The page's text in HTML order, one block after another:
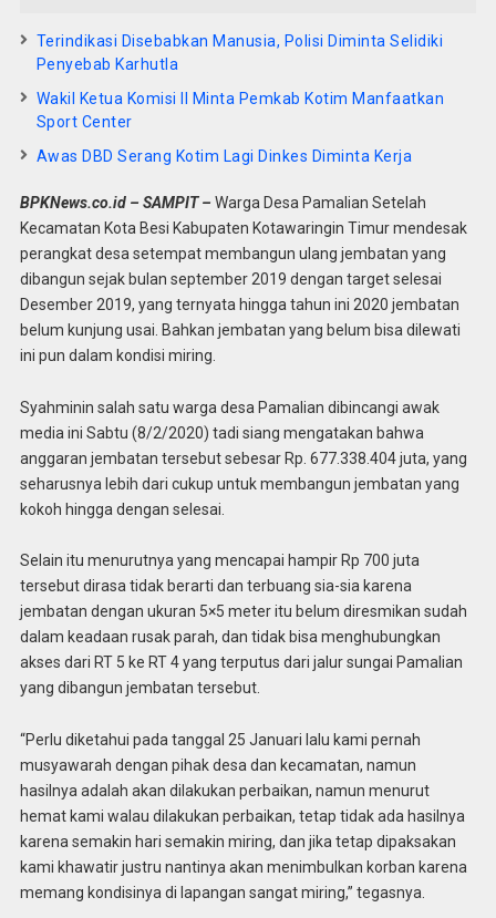
Terindikasi Disebabkan Manusia, Polisi Diminta Selidiki
Penyebab Karhutla
Wakil Ketua Komisi II Minta Pemkab Kotim Manfaatkan
Sport Center
Awas DBD Serang Kotim Lagi Dinkes Diminta Kerja
BPKNews.co.id – SAMPIT – Warga Desa Pamalian Setelah
Kecamatan Kota Besi Kabupaten Kotawaringin Timur mendesak
perangkat desa setempat membangun ulang jembatan yang
dibangun sejak bulan september 2019 dengan target selesai
Desember 2019, yang ternyata hingga tahun ini 2020 jembatan
belum kunjung usai. Bahkan jembatan yang belum bisa dilewati
ini pun dalam kondisi miring.
Syahminin salah satu warga desa Pamalian dibincangi awak
media ini Sabtu (8/2/2020) tadi siang mengatakan bahwa
anggaran jembatan tersebut sebesar Rp. 677.338.404 juta, yang
seharusnya lebih dari cukup untuk membangun jembatan yang
kokoh hingga dengan selesai.
Selain itu menurutnya yang mencapai hampir Rp 700 juta
tersebut dirasa tidak berarti dan terbuang sia-sia karena
jembatan dengan ukuran 5×5 meter itu belum diresmikan sudah
dalam keadaan rusak parah, dan tidak bisa menghubungkan
akses dari RT 5 ke RT 4 yang terputus dari jalur sungai Pamalian
yang dibangun jembatan tersebut.
“Perlu diketahui pada tanggal 25 Januari lalu kami pernah
musyawarah dengan pihak desa dan kecamatan, namun
hasilnya adalah akan dilakukan perbaikan, namun menurut
hemat kami walau dilakukan perbaikan, tetap tidak ada hasilnya
karena semakin hari semakin miring, dan jika tetap dipaksakan
kami khawatir justru nantinya akan menimbulkan korban karena
memang kondisinya di lapangan sangat miring,” tegasnya.